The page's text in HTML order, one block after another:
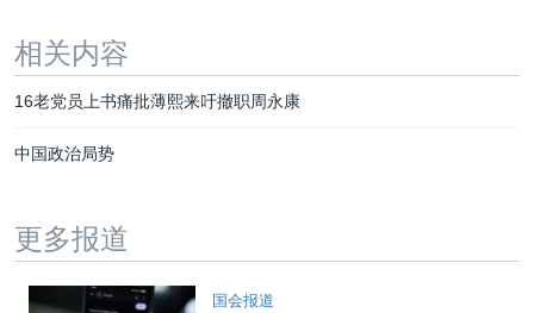
相关内容
16老党员上书痛批薄熙来吁撤职周永康
中国政治局势
更多报道
国会报道